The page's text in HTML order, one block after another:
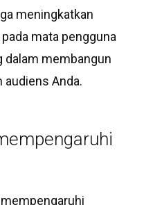
meningkatkan
mata pengguna
dalam membangun
audiens Anda.